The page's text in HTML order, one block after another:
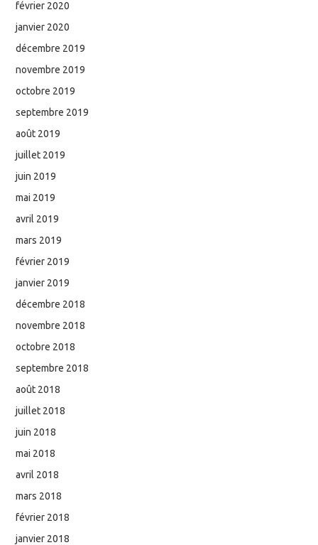
février 2020
janvier 2020
décembre 2019
novembre 2019
octobre 2019
septembre 2019
août 2019
juillet 2019
juin 2019
mai 2019
avril 2019
mars 2019
février 2019
janvier 2019
décembre 2018
novembre 2018
octobre 2018
septembre 2018
août 2018
juillet 2018
juin 2018
mai 2018
avril 2018
mars 2018
février 2018
janvier 2018